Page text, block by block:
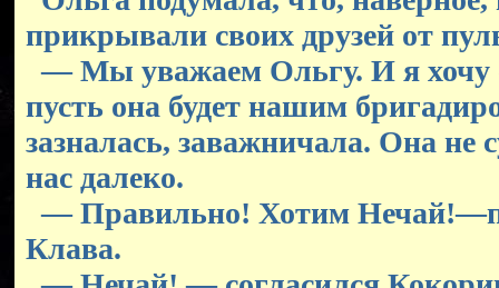
прикрывали своих друзей от
— Мы уважаем Ольгу. И я хочу
пусть она будет нашим
зазналась, заважничала. Она не
нас далеко.
— Правильно! Хотим
Клава.